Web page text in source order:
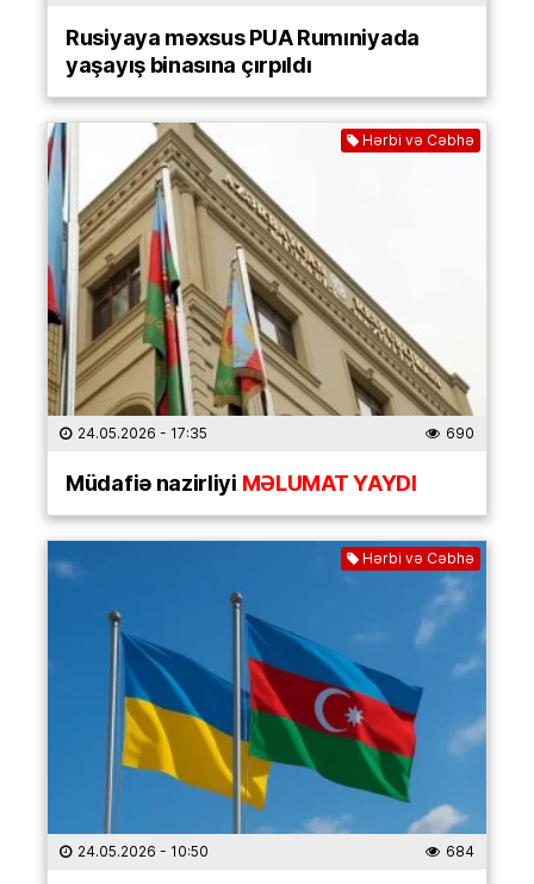
Rusiyaya məxsus PUA Rumıniyada
yaşayış binasına çırpıldı
Hərbi və Cəbhə
24.05.2026 - 17:35 690
Müdafiə nazirliyi MƏLUMAT YAYDI
Hərbi və Cəbhə
24.05.2026 - 10:50 684